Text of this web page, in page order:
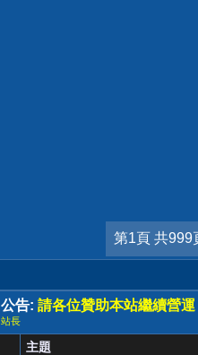
第1頁 共999
公告: 請各位贊助本站繼續營運
站長
主題